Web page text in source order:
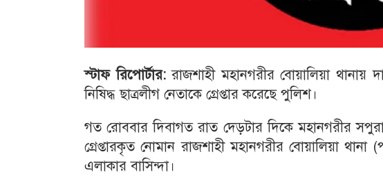
স্টাফ রিপোর্টার:রাজশাহী মহানগরীর বোয়ালিয়া
নিষিদ্ধ ছাত্রলীগ নেতাকে গ্রেপ্তার করেছে পুলিশ।
গত রোববার দিবাগত রাত দেড়টার দিকে মহানগরীর
গ্রেপ্তারকৃত নোমান রাজশাহী মহানগরীর বোয়ালিয়া
এলাকার বাসিন্দা।